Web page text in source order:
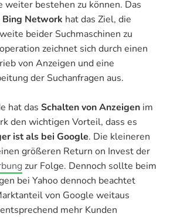
weiter bestehen zu können. Das
Bing Network hat das Ziel, die
beider Suchmaschinen zu
zeichnet sich durch einen
von Anzeigen und eine
der Suchanfragen aus.
hat das Schalten von Anzeigen im
den wichtigen Vorteil, dass es
ist als bei Google. Die kleineren
größeren Return on Invest der
zur Folge. Dennoch sollte beim
bei Yahoo dennoch beachtet
von Google weitaus
mehr Kunden